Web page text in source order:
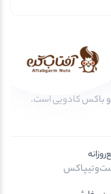
و خشکبار آفتاب گرم از سال 1368 تا به امروز، عرضه کننده مرغوب
و باکس کادویی است.